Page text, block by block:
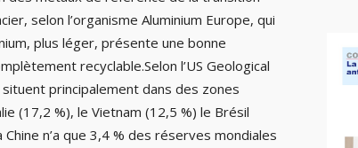
selon l’organisme Aluminium Europe, qui
plus léger, présente une bonne
recyclable.Selon l’US Geological
principalement dans des zones
(17,2 %), le Vietnam (12,5 %) le Brésil
n’a que 3,4 % des réserves mondiales